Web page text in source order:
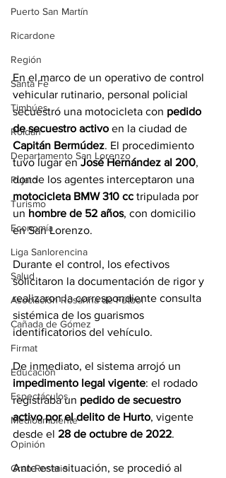
Puerto San Martín
Ricardone
Región
Santa Fe
Timbúes
Roldán
Departamento San Lorenzo
Pujato
Turismo
Economía
Liga Sanlorencina
Salud
Asociación Rosarina de Fútbol
Cañada de Gómez
Firmat
Educación
Espectáculos
Medioambiente
Opinión
Gran Rosario
En el marco de un operativo de control
vehicular rutinario, personal policial
secuestró una motocicleta con pedido
de secuestro activo en la ciudad de
Capitán Bermúdez. El procedimiento
tuvo lugar en José Hernández al 200,
donde los agentes interceptaron una
motocicleta BMW 310 cc tripulada por
un hombre de 52 años, con domicilio
en San Lorenzo.
Durante el control, los efectivos
solicitaron la documentación de rigor y
realizaron la correspondiente consulta
sistémica de los guarismos
identificatorios del vehículo.
De inmediato, el sistema arrojó un
impedimento legal vigente: el rodado
registraba un pedido de secuestro
activo por el delito de Hurto, vigente
desde el 28 de octubre de 2022.
Ante esta situación, se procedió al